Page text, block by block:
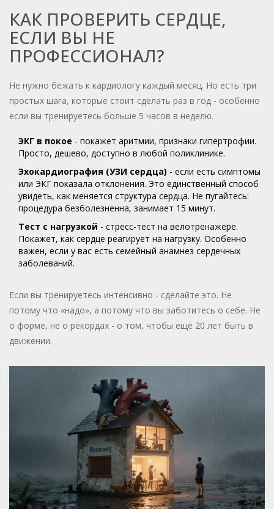
КАК ПРОВЕРИТЬ СЕРДЦЕ,
ЕСЛИ ВЫ НЕ
ПРОФЕССИОНАЛ?
Не нужно бежать к кардиологу каждый месяц. Но есть три
простых шага, которые стоит сделать раз в год - особенно
если вы тренируетесь больше 5 часов в неделю.
ЭКГ в покое - покажет аритмии, признаки гипертрофии.
Просто, дешево, доступно в любой поликлинике.
Эхокардиография (УЗИ сердца) - если есть симптомы
или ЭКГ показала отклонения. Это единственный способ
увидеть, как меняется структура сердца. Не пугайтесь:
процедура безболезненна, занимает 15 минут.
Тест с нагрузкой - стресс-тест на велотренажёре.
Покажет, как сердце реагирует на нагрузку. Особенно
важен, если у вас есть семейный анамнез сердечных
заболеваний.
Если вы тренируетесь интенсивно - сделайте это. Не
потому что «надо», а потому что вы заботитесь о себе. Не
о форме, не о рекордах - о том, чтобы ещё 20 лет быть в
движении.